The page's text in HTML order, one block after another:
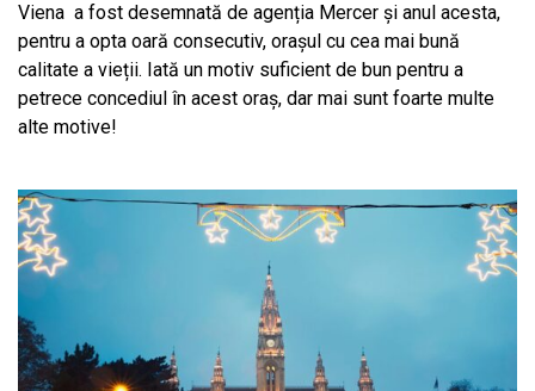
Viena a fost desemnată de agenția Mercer și anul acesta,
pentru a opta oară consecutiv, orașul cu cea mai bună
calitate a vieții. Iată un motiv suficient de bun pentru a
petrece concediul în acest oraș, dar mai sunt foarte multe
alte motive!